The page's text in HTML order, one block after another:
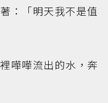
：「明天我不是值
嘩嘩流出的水，奔